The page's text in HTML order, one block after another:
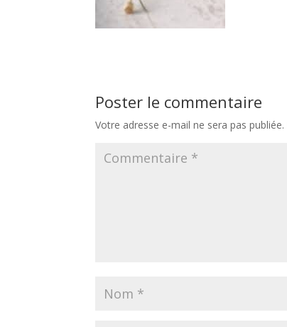
Poster le commentaire
Votre adresse e-mail ne sera pas publiée.